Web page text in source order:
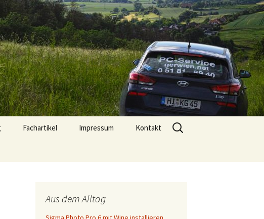
05181 5940 |
Fachartikel Impressum Kontakt
Suchen
nach:
Aus dem Alltag